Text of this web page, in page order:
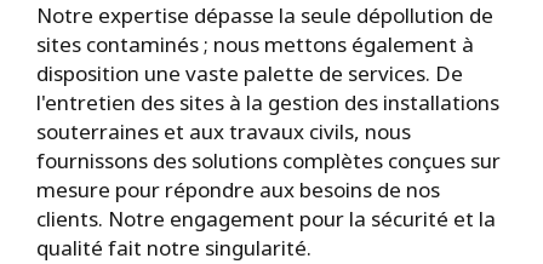
Notre expertise dépasse la seule dépollution de
sites contaminés ; nous mettons également à
disposition une vaste palette de services. De
l'entretien des sites à la gestion des installations
souterraines et aux travaux civils, nous
fournissons des solutions complètes conçues sur
mesure pour répondre aux besoins de nos
clients. Notre engagement pour la sécurité et la
qualité fait notre singularité.